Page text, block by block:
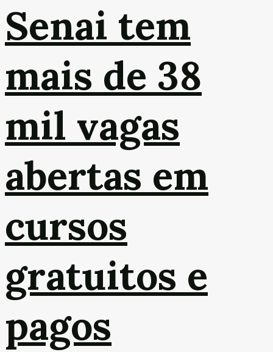
Senai tem
mais de 38
mil vagas
abertas em
cursos
gratuitos e
pagos